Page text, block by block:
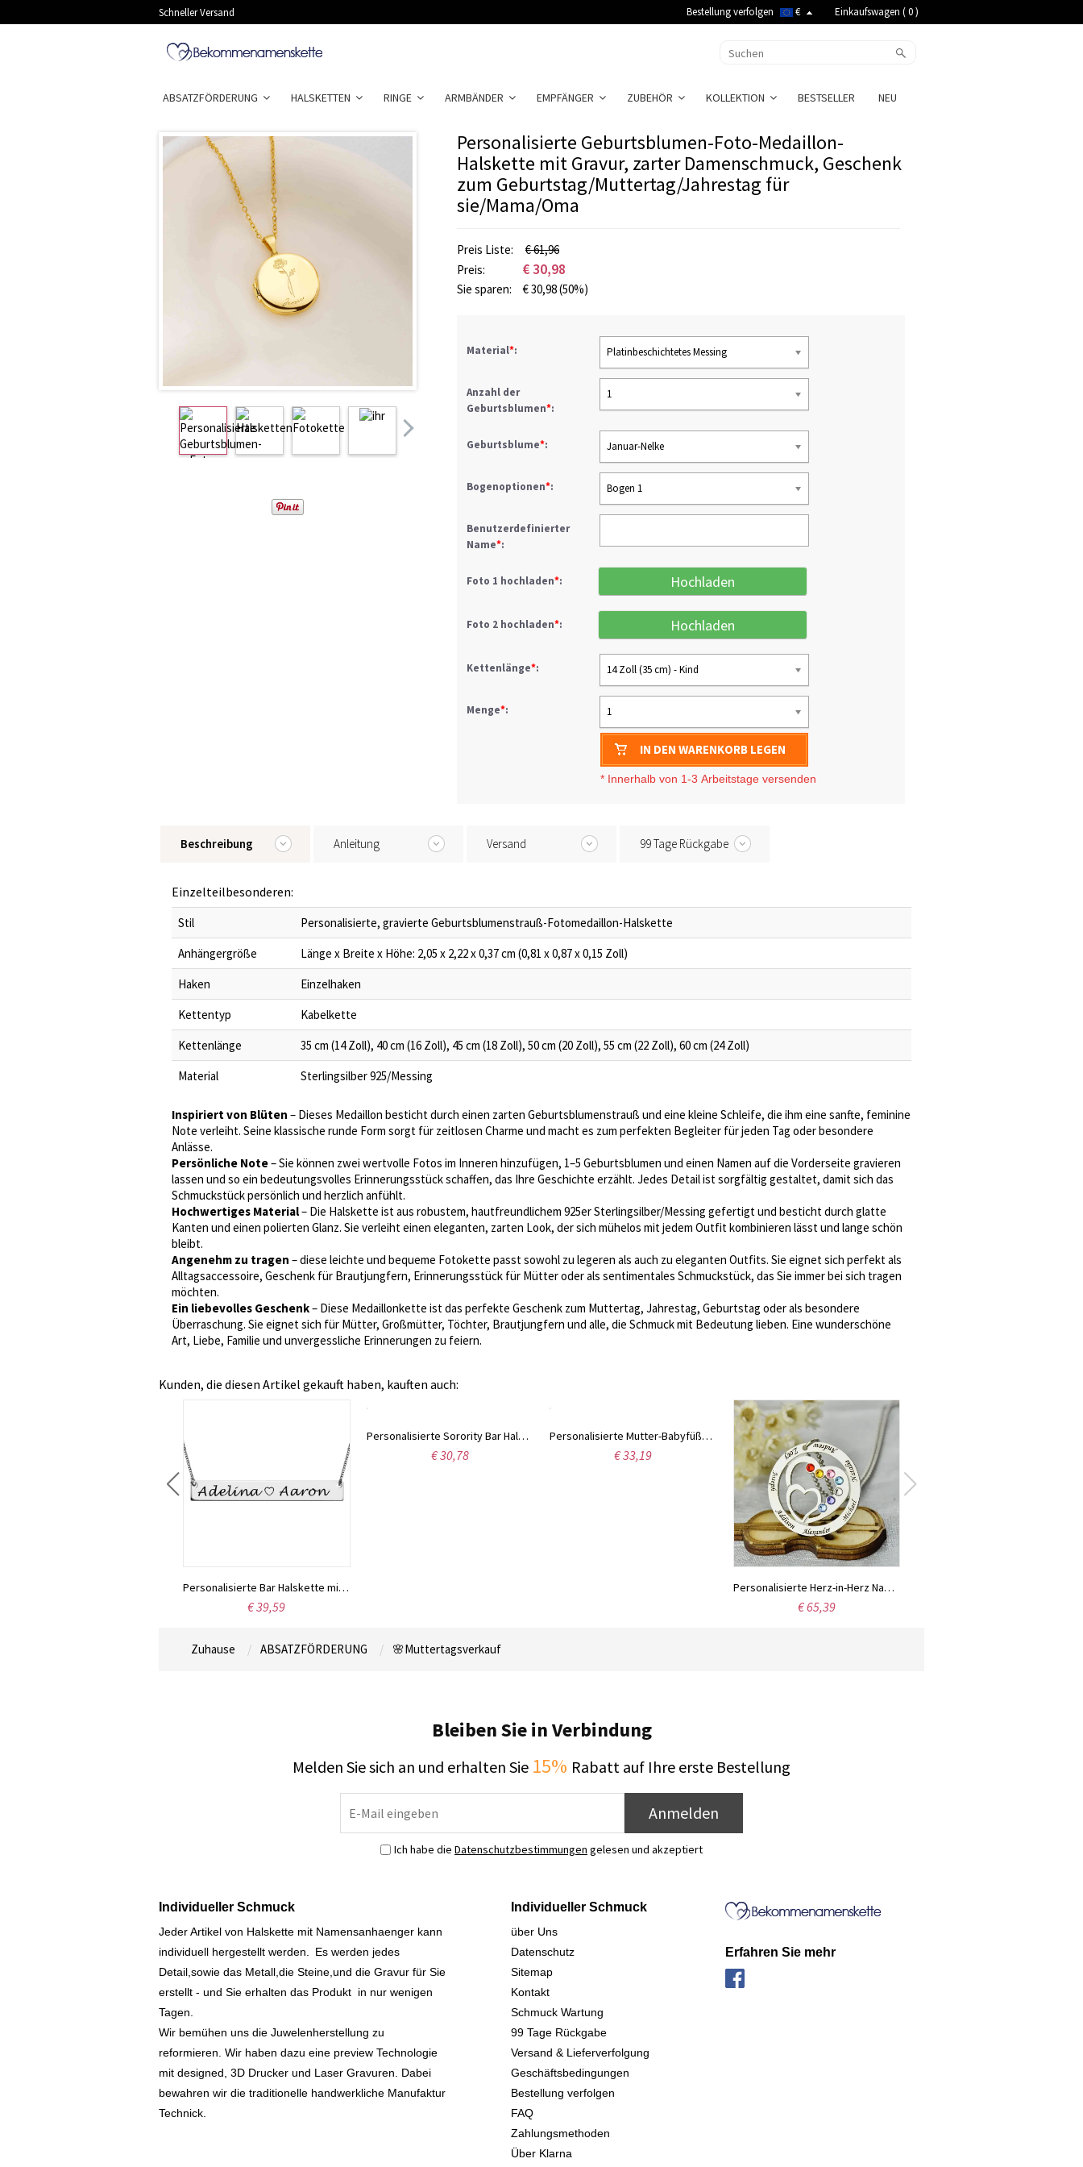
Schneller Versand Bestellung verfolgen € Einkaufswagen (0)
ABSATZFÖRDERUNG HALSKETTEN RINGE ARMBÄNDER EMPFÄNGER ZUBEHÖR KOLLEKTION BESTSELLER NEU
Personalisierte Geburtsblumen-Foto-Medaillon-
Halskette mit Gravur, zarter Damenschmuck, Geschenk
zum Geburtstag/Muttertag/Jahrestag für
sie/Mama/Oma
Preis Liste:
€ 61,96
Preis:
€30,98
Sie sparen: €30,98(50%)
Material*: Platinbeschichtetes Messing
Anzahl der
Geburtsblumen*:
1
Geburtsblume*: Januar-Nelke
Bogenoptionen*: Bogen 1
Benutzerdefinierter
Name*:
Foto 1 hochladen*: Hochladen
Foto 2 hochladen*: Hochladen
Kettenlänge*: 14 Zoll (35 cm) - Kind
Menge*: 1
IN DEN WARENKORB LEGEN
* Innerhalb von 1-3 Arbeitstage versenden
Beschreibung Anleitung Versand 99 Tage Rückgabe
Einzelteilbesonderen:
Stil
Personalisierte, gravierte Geburtsblumenstrauß-Fotomedaillon-Halskette
Anhängergröße
Länge x Breite x Höhe: 2,05 x 2,22 x 0,37 cm (0,81 x 0,87 x 0,15 Zoll)
Haken
Einzelhaken
Kettentyp
Kabelkette
Kettenlänge
35 cm (14 Zoll), 40 cm (16 Zoll), 45 cm (18 Zoll), 50 cm (20 Zoll), 55 cm (22 Zoll), 60 cm (24 Zoll)
Material
Sterlingsilber 925/Messing
Inspiriert von Blüten – Dieses Medaillon besticht durch einen zarten Geburtsblumenstrauß und eine kleine Schleife, die ihm eine sanfte, feminine
Note verleiht. Seine klassische runde Form sorgt für zeitlosen Charme und macht es zum perfekten Begleiter für jeden Tag oder besondere
Anlässe.
Persönliche Note– Sie können zwei wertvolle Fotos im Inneren hinzufügen, 1–5 Geburtsblumen und einen Namen auf die Vorderseite gravieren
lassen und so ein bedeutungsvolles Erinnerungsstück schaffen, das Ihre Geschichte erzählt. Jedes Detail ist sorgfältig gestaltet, damit sich das
Schmuckstück persönlich und herzlich anfühlt.
Hochwertiges Material– Die Halskette ist aus robustem, hautfreundlichem 925er Sterlingsilber/Messing gefertigt und besticht durch glatte
Kanten und einen polierten Glanz. Sie verleiht einen eleganten, zarten Look, der sich mühelos mit jedem Outfit kombinieren lässt und lange schön
bleibt.
Angenehm zu tragen – diese leichte und bequeme Fotokette passt sowohl zu legeren als auch zu eleganten Outfits. Sie eignet sich perfekt als
Alltagsaccessoire, Geschenk für Brautjungfern, Erinnerungsstück für Mütter oder als sentimentales Schmuckstück, das Sie immer bei sich tragen
möchten.
Ein liebevolles Geschenk– Diese Medaillonkette ist das perfekte Geschenk zum Muttertag, Jahrestag, Geburtstag oder als besondere
Überraschung. Sie eignet sich für Mütter, Großmütter, Töchter, Brautjungfern und alle, die Schmuck mit Bedeutung lieben. Eine wunderschöne
Art, Liebe, Familie und unvergessliche Erinnerungen zu feiern.
Kunden, die diesen Artikel gekauft haben, kauften auch:
Personalisierte Bar Halskette mit zwei Namen
€ 39,59
Personalisierte Sorority Bar Halskette mit griechischem Buchstaben
€ 30,78
Personalisierte Mutter-Babyfüße Halskette mit Geburtsstein & Name
€ 33,19
Personalisierte Herz-in-Herz Namenshalskette mit Geburtsstein Silber
€ 65,39
Zuhause ABSATZFÖRDERUNG 🌸Muttertagsverkauf
Bleiben Sie in Verbindung
Melden Sie sich an und erhalten Sie 15% Rabatt auf Ihre erste Bestellung
Anmelden
Ich habe die Datenschutzbestimmungen gelesen und akzeptiert
Individueller Schmuck
Jeder Artikel von Halskette mit Namensanhaenger kann
individuell hergestellt werden.
Es werden jedes
Detail,sowie das Metall,die Steine,und die Gravur für Sie
erstellt - und Sie erhalten das Produkt in nur wenigen
Tagen.
Wir bemühen uns die Juwelenherstellung zu
reformieren. Wir haben dazu eine preview Technologie
mit designed, 3D Drucker und Laser Gravuren. Dabei
bewahren wir die traditionelle handwerkliche Manufaktur
Technick.
Individueller Schmuck
über Uns
Datenschutz
Sitemap
Kontakt
Schmuck Wartung
99 Tage Rückgabe
Versand & Lieferverfolgung
Geschäftsbedingungen
Bestellung verfolgen
FAQ
Zahlungsmethoden
Über Klarna
Erfahren Sie mehr